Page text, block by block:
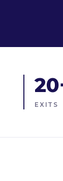
EXITS